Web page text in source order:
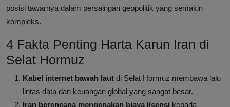
posisi tawarnya dalam persaingan geopolitik yang semakin
kompleks.
4 Fakta Penting Harta Karun Iran di
Selat Hormuz
Kabel internet bawah laut di Selat Hormuz membawa lalu
lintas data dan keuangan global yang sangat besar.
Iran berencana mengenakan biaya lisensi kepada